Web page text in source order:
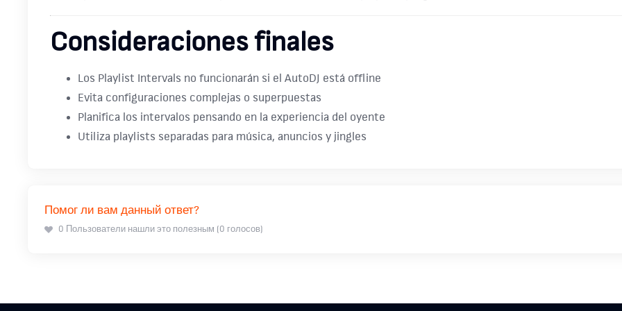
Consideraciones finales
Los Playlist Intervals no funcionarán si el AutoDJ está offline
Evita configuraciones complejas o superpuestas
Planifica los intervalos pensando en la experiencia del oyente
Utiliza playlists separadas para música, anuncios y jingles
Помог ли вам данный ответ?
0 Пользователи нашли это полезным (0 голосов)